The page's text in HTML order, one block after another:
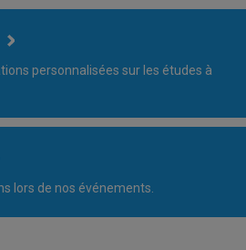
personnalisées sur les études à
lors de nos événements.